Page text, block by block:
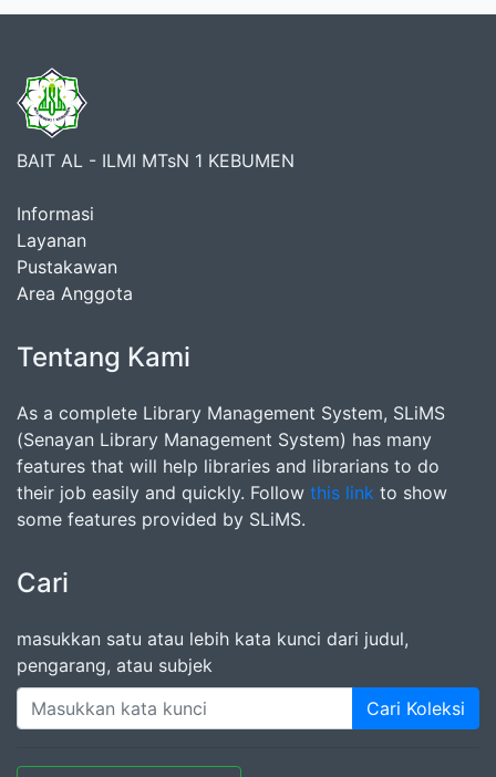
BAIT AL - ILMI MTsN 1 KEBUMEN
Informasi
Layanan
Pustakawan
Area Anggota
Tentang Kami
As a complete Library Management System, SLiMS
(Senayan Library Management System) has many
features that will help libraries and librarians to do
their job easily and quickly. Follow this link to show
some features provided by SLiMS.
Cari
masukkan satu atau lebih kata kunci dari judul,
pengarang, atau subjek
Cari Koleksi